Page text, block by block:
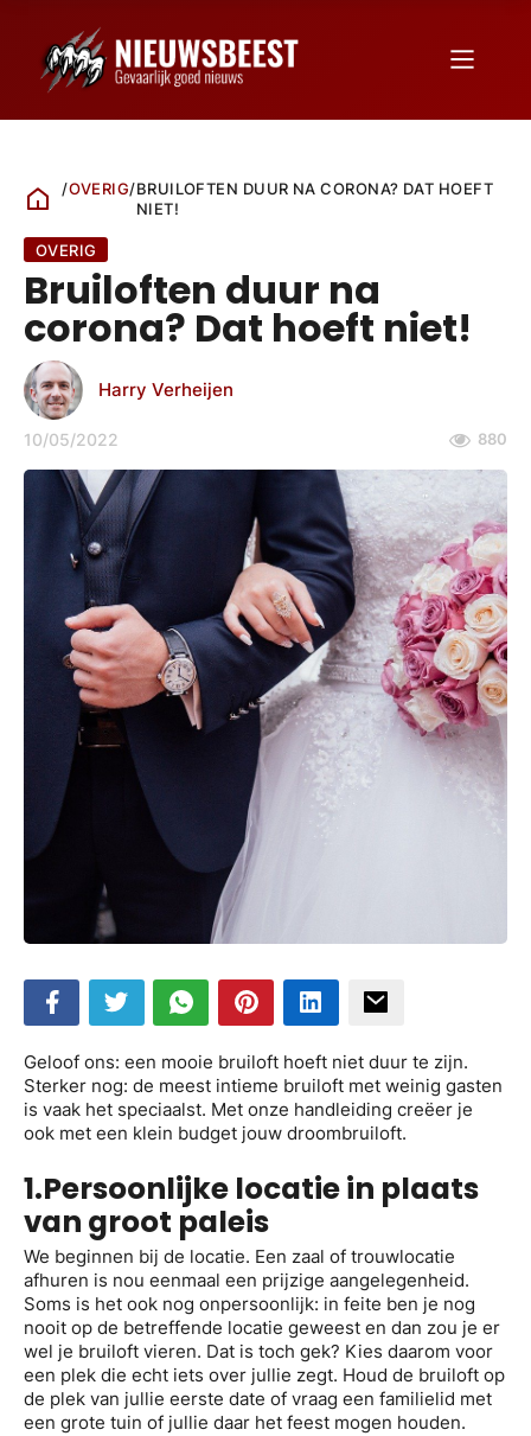
/OVERIG/BRUILOFTEN DUUR NA CORONA? DAT HOEFT
NIET!
OVERIG
Bruiloften duur na
corona? Dat hoeft niet!
Harry Verheijen
10/05/2022 880
Geloof ons: een mooie bruiloft hoeft niet duur te zijn.
Sterker nog: de meest intieme bruiloft met weinig gasten
is vaak het speciaalst. Met onze handleiding creëer je
ook met een klein budget jouw droombruiloft.
1.Persoonlijke locatie in plaats
van groot paleis
We beginnen bij de locatie. Een zaal of trouwlocatie
afhuren is nou eenmaal een prijzige aangelegenheid.
Soms is het ook nog onpersoonlijk: in feite ben je nog
nooit op de betreffende locatie geweest en dan zou je er
wel je bruiloft vieren. Dat is toch gek? Kies daarom voor
een plek die echt iets over jullie zegt. Houd de bruiloft op
de plek van jullie eerste date of vraag een familielid met
een grote tuin of jullie daar het feest mogen houden.